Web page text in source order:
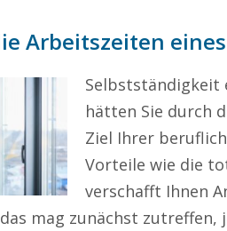
Arbeitszeiten
Selbstständigkeit
hätten Sie durch
Ziel Ihrer
Vorteile wie die
verschafft Ihnen
mag zunächst